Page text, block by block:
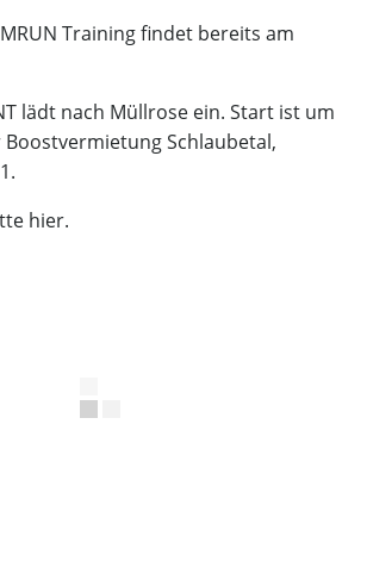
Training findet bereits am
lädt nach Müllrose ein. Start ist um
Boostvermietung Schlaubetal,
hier.